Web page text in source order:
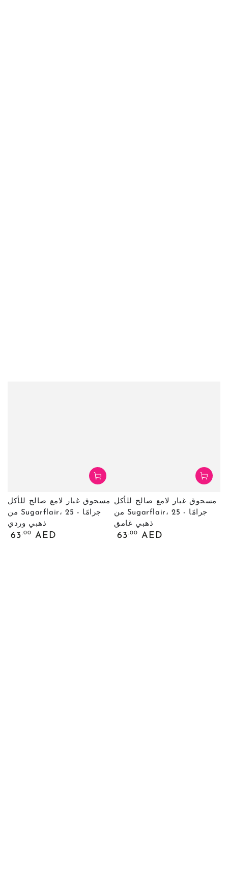
مسحوق غبار لامع صالح للأكل
من Sugarflair، 25 جرامًا -
ذهبي وردي
السعر
63.00 AED
مسحوق غبار لامع صالح للأكل
من Sugarflair، 25 جرامًا -
ذهبي غامق
السعر
63.00 AED